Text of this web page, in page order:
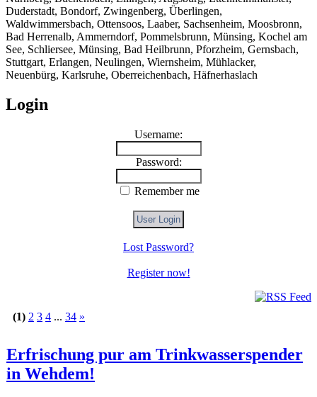
Duderstadt, Bondorf, Zwingenberg, Überlingen,
Waldwimmersbach, Ottensoos, Laaber, Sachsenheim, Moosbronn,
Bad Herrenalb, Ammerndorf, Pommelsbrunn, Münsing, Kochel am
See, Schliersee, Münsing, Bad Heilbrunn, Pforzheim, Gernsbach,
Stuttgart, Erlangen, Neulingen, Wiernsheim, Mühlacker,
Neuenbürg, Karlsruhe, Oberreichenbach, Häfnerhaslach
Login
Username:
Password:
Remember me
Lost Password?
Register now!
(1) 2 3 4 ... 34 »
Erfrischung pur am Trinkwasserspender
in Wehdem!